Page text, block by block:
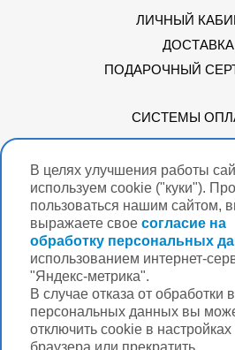
В целях улучшения работы
используем cookie ("куки").
пользоваться нашим сайтом,
выражаете свое согласие на
обработку персональных
использованием интернет-
"Яндекс-метрика".
В случае отказа от обработки
персональных данных вы
отключить cookie в
браузера или прекратить
ЛИЧНЫЙ
ДОСТАВКА
ПОДАРОЧНЫЙ
СИСТЕМЫ
Мы в
Версия
Нужна